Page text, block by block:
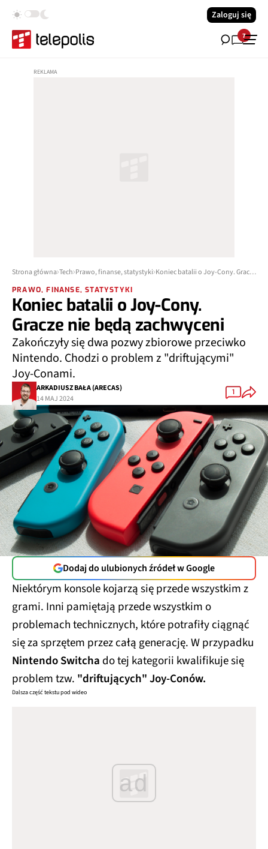
Zaloguj się
7
Strona główna Tech Prawo, finanse, statystyki Koniec batalii o Joy-Cony. Gracze nie będą zachwyceni
PRAWO, FINANSE, STATYSTYKI
Koniec batalii o Joy-Cony.
Gracze nie będą zachwyceni
Zakończyły się dwa pozwy zbiorowe przeciwko
Nintendo. Chodzi o problem z "driftującymi"
Joy-Conami.
ARKADIUSZ BAŁA (ARECAS)
14 MAJ 2024
1
Dodaj do ulubionych źródeł w Google
Niektórym konsole kojarzą się przede wszystkim z
grami. Inni pamiętają przede wszystkim o
problemach technicznych, które potrafiły ciągnąć
się za sprzętem przez całą generację. W przypadku
Nintendo Switcha do tej kategorii kwalifikuje się
problem tzw. "driftujących" Joy-Conów.
Dalsza część tekstu pod wideo
ad